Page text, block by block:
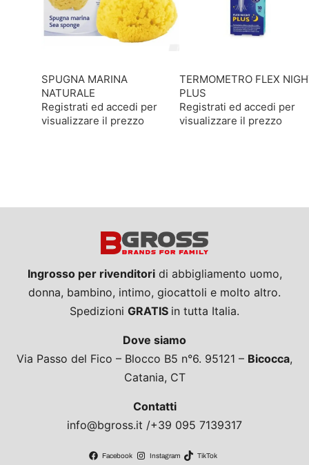
SPUGNA MARINA
NATURALE
Registrati ed accedi per
visualizzare il prezzo
TERMOMETRO FLEX
PLUS
Registrati ed accedi per
visualizzare il prezzo
Ingrosso per rivenditoridi abbigliamento uomo,
donna, bambino, intimo, giocattoli e molto altro.
Spedizioni GRATIS in tutta Italia.
Dove siamo
Via Passo del Fico – Blocco B5 n°6. 95121 – Bicocca,
Catania, CT
Contatti
info@bgross.it /+39 095 7139317
Facebook Instagram TikTok